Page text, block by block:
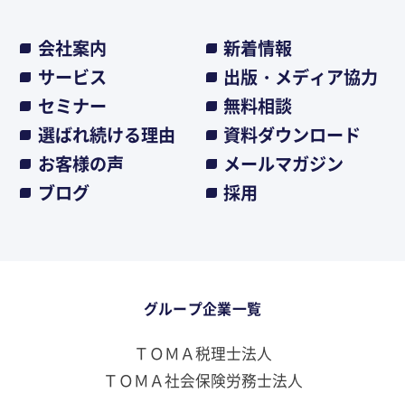
会社案内
新着情報
サービス
出版・メディア協力
セミナー
無料相談
選ばれ続ける理由
資料ダウンロード
お客様の声
メールマガジン
ブログ
採用
グループ企業一覧
ＴＯＭＡ税理士法人
ＴＯＭＡ社会保険労務士法人